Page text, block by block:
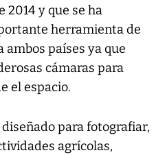
2014 y que se ha
herramienta de
países ya que
cámaras para
el espacio.
para fotografiar,
agrícolas,